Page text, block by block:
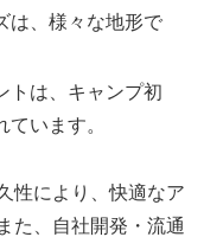
は、様々な地形で
トは、キャンプ初
います。
性により、快適なア
た、自社開発・流通